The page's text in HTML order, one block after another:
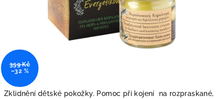
Zklidnění dětské pokožky. Pomoc při kojení na rozpraskané,
359 Kč
–32 %